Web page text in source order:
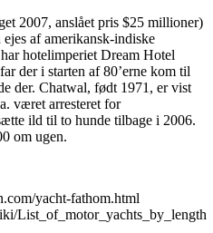
2007, anslået pris $25 millioner)
af amerikansk-indiske
hotelimperiet Dream Hotel
der i starten af 80’erne kom til
der. Chatwal, født 1971, er vist
været arresteret for
ild til to hunde tilbage i 2006.
om ugen.
yacht-fathom.html
List_of_motor_yachts_by_length